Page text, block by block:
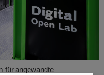
für angewandte